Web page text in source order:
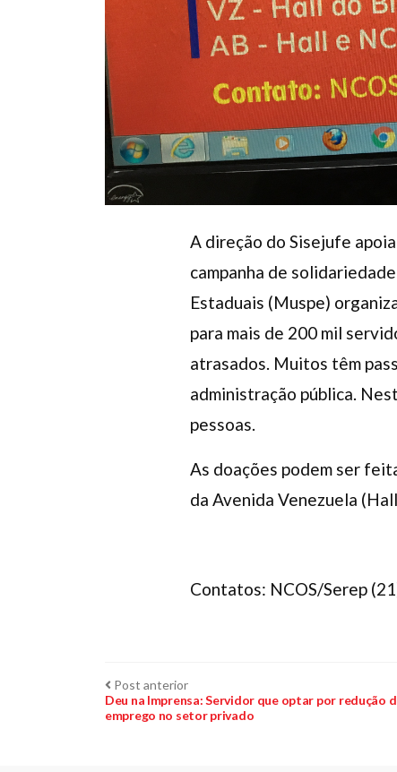
A direção do Sisejufe
campanha de
Estaduais (Muspe)
para mais de 200 mil
atrasados. Muitos têm
administração pública.
pessoas.
As doações podem ser
da Avenida Venezuela
Contatos: NCOS/Serep
Navegação
de
Post anteriorPost
anterior:
Deu na Imprensa: Servidor que optar por redução
emprego no setor privado